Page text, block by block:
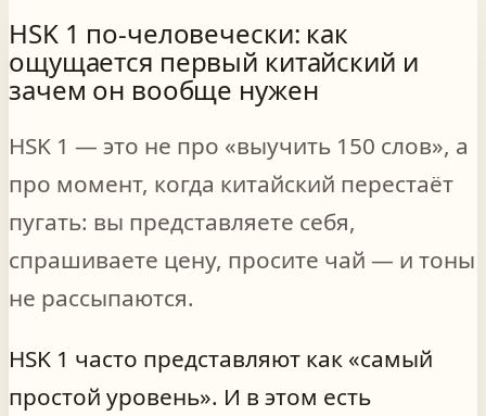
HSK 1 по-человечески: как
ощущается первый китайский и
зачем он вообще нужен
HSK 1 — это не про «выучить 150 слов», а
про момент, когда китайский перестаёт
пугать: вы представляете себя,
спрашиваете цену, просите чай — и тоны
не рассыпаются.
HSK 1 часто представляют как «самый
простой уровень». И в этом есть